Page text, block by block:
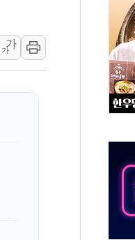
속 'DGC' 임시 주총 기대감에
융시장 레버리지 위험수위…
재 1명 중상…대응 1단계 진압
시간 손봐야, 경쟁상대 中과
…지역과 함께하는 '선봉'의 대
콜롬비아에 새 안보 위기…
, 백린 아닌 무해한 표면 부식
2시간30여분만에 진화...외
가
가